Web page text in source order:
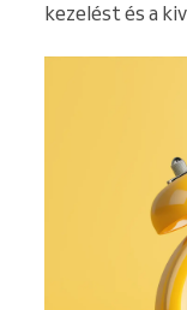
kezelést és a